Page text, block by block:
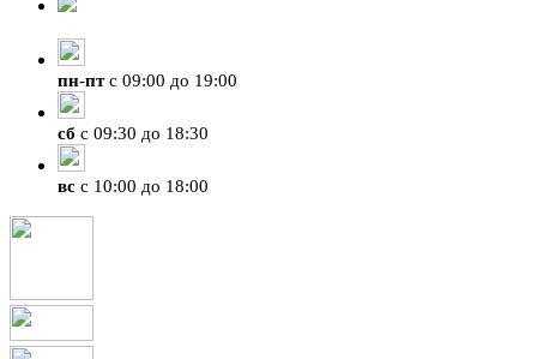
пн-птс 09:00 до 19:00
сб с 09:30 до 18:30
вс с 10:00 до 18:00